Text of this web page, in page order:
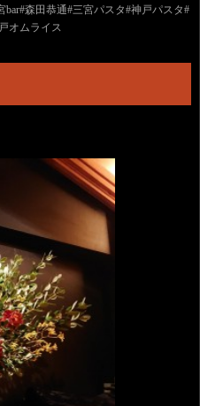
森田恭通#三宮パスタ#神戸パスタ#
オムライス